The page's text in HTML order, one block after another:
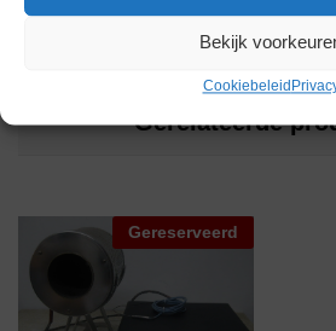
Bekijk
Cookiebeleid
Gerelateerde
Gereserveerd